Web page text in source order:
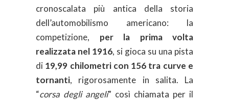
cronoscalata più antica della storia
dell’automobilismo americano: la
competizione, per la prima volta
realizzata nel 1916, si gioca su una pista
di 19,99 chilometri con 156 tra curve e
tornanti, rigorosamente in salita. La
“corsa degli angeli” così chiamata per il